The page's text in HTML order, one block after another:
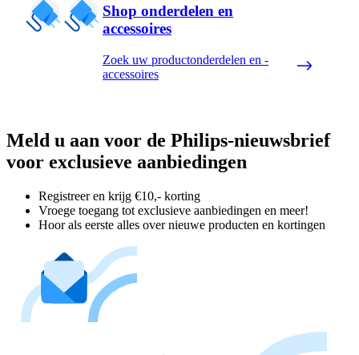
Shop onderdelen en
accessoires
Zoek uw productonderdelen en -
accessoires
Meld u aan voor de Philips-nieuwsbrief
voor exclusieve aanbiedingen
Registreer en krijg €10,- korting
Vroege toegang tot exclusieve aanbiedingen en meer!
Hoor als eerste alles over nieuwe producten en kortingen